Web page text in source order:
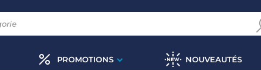
PROMOTIONS NOUVEAUTÉS